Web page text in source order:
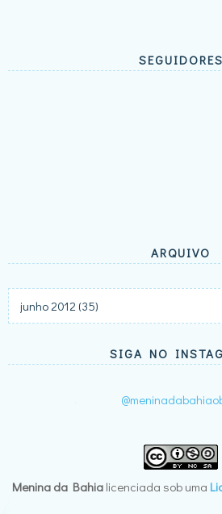
SEGUIDORES
ARQUIVO
SIGA NO
Menina da Bahia licenciada sob uma